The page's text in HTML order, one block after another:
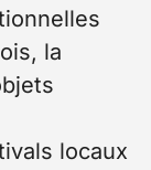
la
locaux